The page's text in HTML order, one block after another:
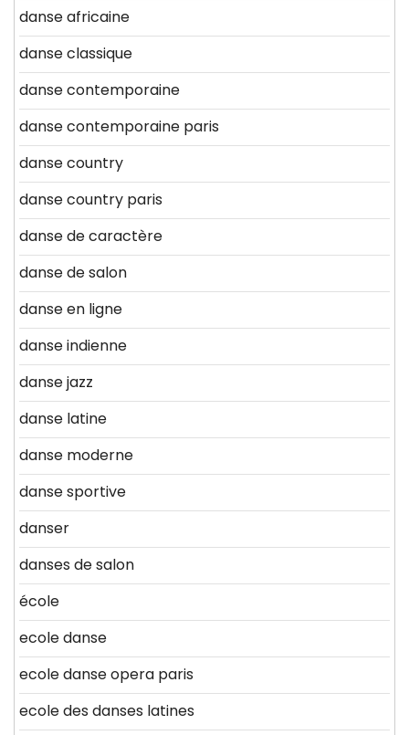
danse africaine
danse classique
danse contemporaine
danse contemporaine paris
danse country
danse country paris
danse de caractère
danse de salon
danse en ligne
danse indienne
danse jazz
danse latine
danse moderne
danse sportive
danser
danses de salon
école
ecole danse
ecole danse opera paris
ecole des danses latines